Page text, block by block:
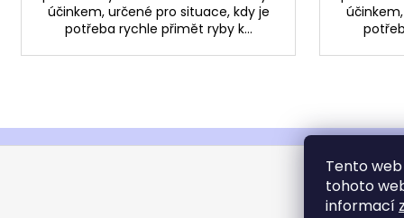
Tento
tohoto
informací
účinkem, určené pro situace, kdy je
potřeba rychle přimět ryby k...
Z